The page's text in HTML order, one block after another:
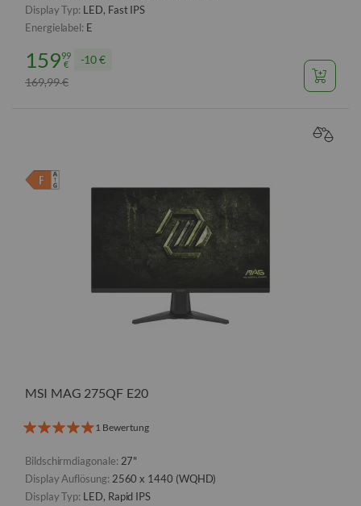
Display Typ: LED, Fast IPS
Energielabel: E
15999
€
10 €
169,99€
MSI MAG 275QF E20
1 Bewertung
Bildschirmdiagonale: 27"
Display Auflösung: 2560 x 1440 (WQHD)
Display Typ: LED, Rapid IPS